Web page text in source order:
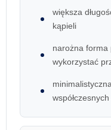
większa
kąpieli
narożna forma
wykorzystać